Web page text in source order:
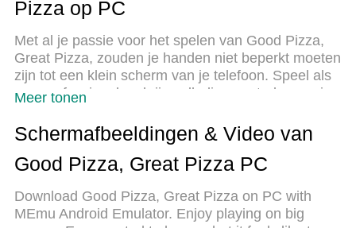
Pizza op PC
Met al je passie voor het spelen van Good Pizza,
Great Pizza, zouden je handen niet beperkt moeten
zijn tot een klein scherm van je telefoon. Speel als
een professional en krijg volledige controle over je
wat je verwacht. Download en speel Good Pizza,
Great Pizza op PC. Speel zo lang als je wilt, geen
beperkingen meer van batterij, mobiele data en
beste keuze om Good Pizza, Great Pizza op PC te
spelen. Voorbereid met onze expertise, maakt het
Meer tonen
Schermafbeeldingen & Video van
Good Pizza, Great Pizza PC
Download Good Pizza, Great Pizza on PC with
MEmu Android Emulator. Enjoy playing on big